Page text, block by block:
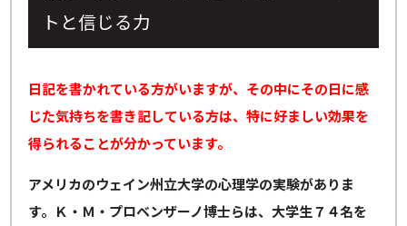
トと信じる力
日記を書かれている方がいますが、その中にその日に感
じた気持ちを書き記している方は、特に好ましい効果を
得られることが分かっています。
アメリカのウェイン州立大学の心理学の実験がありま
す。Ｋ・Ｍ・プロベンザーノ博士らは、大学生７４名を